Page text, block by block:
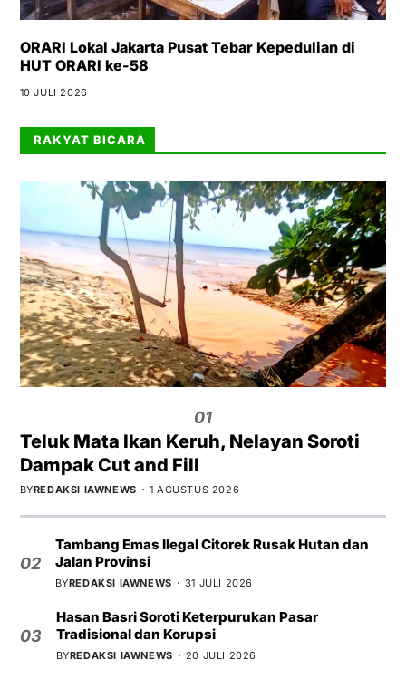
ORARI Lokal Jakarta Pusat Tebar Kepedulian di
HUT ORARI ke-58
10 JULI 2026
RAKYAT BICARA
01
Teluk Mata Ikan Keruh, Nelayan Soroti
Dampak Cut and Fill
BYREDAKSI IAWNEWS 1 AGUSTUS 2026
02
Tambang Emas Ilegal Citorek Rusak Hutan dan
Jalan Provinsi
BYREDAKSI IAWNEWS 31 JULI 2026
03
Hasan Basri Soroti Keterpurukan Pasar
Tradisional dan Korupsi
BYREDAKSI IAWNEWS 20 JULI 2026